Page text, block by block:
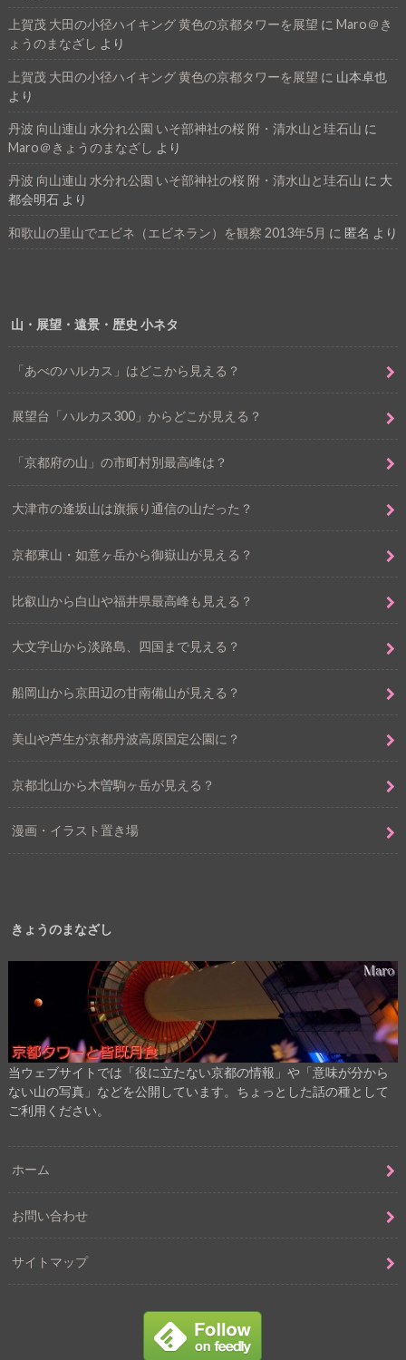
上賀茂 大田の小径ハイキング 黄色の京都タワーを展望 に Maro＠き
ょうのまなざし より
上賀茂 大田の小径ハイキング 黄色の京都タワーを展望 に 山本卓也
より
丹波 向山連山 水分れ公園 いそ部神社の桜 附・清水山と珪石山 に
Maro＠きょうのまなざし より
丹波 向山連山 水分れ公園 いそ部神社の桜 附・清水山と珪石山 に 大
都会明石より
和歌山の里山でエビネ（エビネラン）を観察 2013年5月 に 匿名 より
山・展望・遠景・歴史 小ネタ
「あべのハルカス」はどこから見える？
展望台「ハルカス300」からどこが見える？
「京都府の山」の市町村別最高峰は？
大津市の逢坂山は旗振り通信の山だった？
京都東山・如意ヶ岳から御嶽山が見える？
比叡山から白山や福井県最高峰も見える？
大文字山から淡路島、四国まで見える？
船岡山から京田辺の甘南備山が見える？
美山や芦生が京都丹波高原国定公園に？
京都北山から木曽駒ヶ岳が見える？
漫画・イラスト置き場
きょうのまなざし
当ウェブサイトでは「役に立たない京都の情報」や「意味が分から
ない山の写真」などを公開しています。ちょっとした話の種として
ご利用ください。
ホーム
お問い合わせ
サイトマップ